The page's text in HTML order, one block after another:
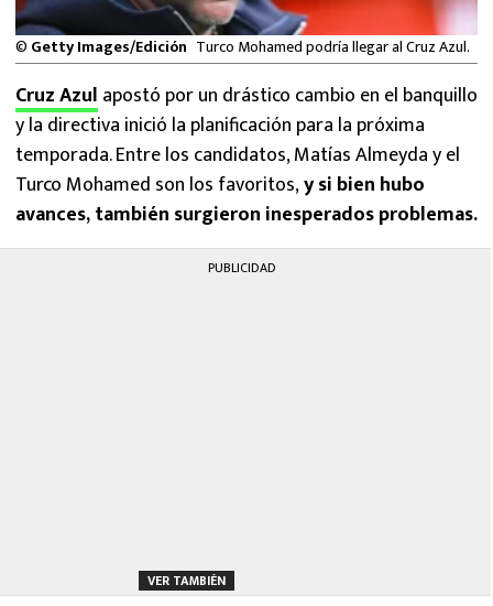
© Getty Images/Edición Turco Mohamed podría llegar al Cruz Azul.
Cruz Azul apostó por un drástico cambio en el banquillo
y la directiva inició la planificación para la próxima
temporada. Entre los candidatos, Matías Almeyda y el
Turco Mohamed son los favoritos,y si bien hubo
avances, también surgieron inesperados problemas.
PUBLICIDAD
VER TAMBIÉN